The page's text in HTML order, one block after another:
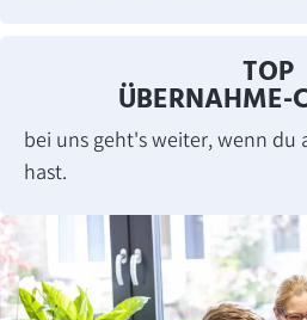
TOP
ÜBERNAHME-
bei uns geht's weiter, wenn du
hast.